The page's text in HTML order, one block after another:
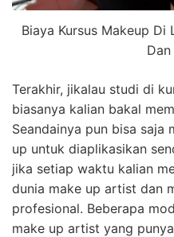
Biaya Kursus Makeup Di
Terakhir, jikalau studi di
biasanya kalian bakal
Seandainya pun bisa saja
up untuk diaplikasikan
jika setiap waktu kalian
dunia make up artist dan
profesional. Beberapa
make up artist yang